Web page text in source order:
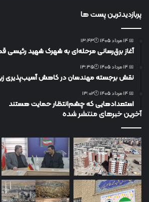
پربازدیدترین پست ها
📅 14 مرداد 1405 🕙13:43
آغاز برق‌رسانی مرحله‌ای به شهرک شهید رئیسی
📅 14 مرداد 1405 🕙13:35
نقش برجسته مهندسان در کاهش آسیب‌پذیری
📅 14 مرداد 1405 🕙13:02
استعدادهایی که چشم‌انتظار حمایت هستند
آخرین خبرهای منتشر شده